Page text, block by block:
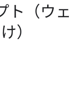
ト（ウェ
）